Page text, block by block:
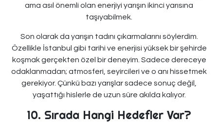
ama asıl önemli olan enerjiyi yarışın ikinci yarısına
taşıyabilmek.
Son olarak da yarışın tadını çıkarmalarını söylerdim.
Özellikle İstanbul gibi tarihi ve enerjisi yüksek bir şehirde
koşmak gerçekten özel bir deneyim. Sadece dereceye
odaklanmadan; atmosferi, seyircileri ve o anı hissetmek
gerekiyor. Çünkü bazı yarışlar sadece sonuç değil,
yaşattığı hislerle de uzun süre akılda kalıyor.
10. Sırada Hangi Hedefler Var?